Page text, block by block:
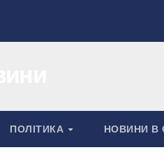
ПОЛІТИКА НОВИНИ В